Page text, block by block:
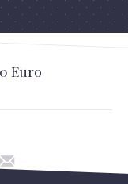
Euro
Share